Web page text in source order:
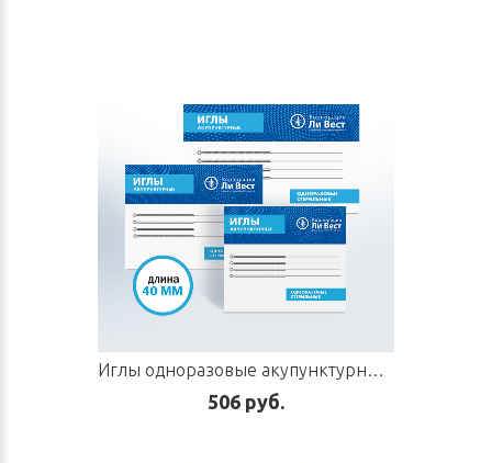
Иглы одноразовые акупунктурные, 100 шт. (диаметр 0,3 мм, длина 40 мм)
506 руб.